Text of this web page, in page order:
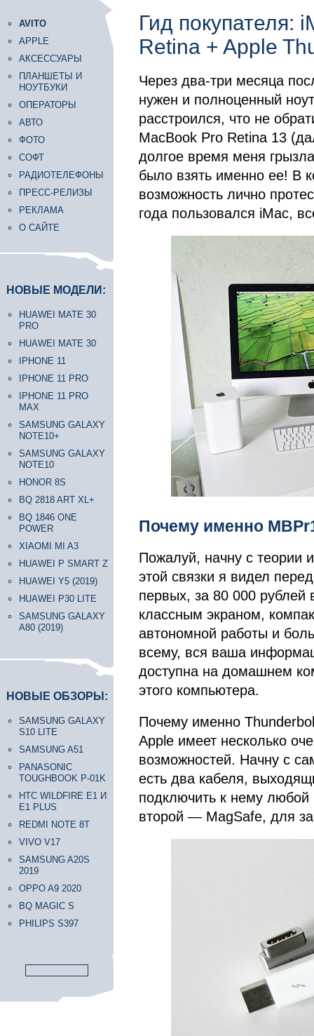
AVITO
APPLE
АКСЕССУАРЫ
ПЛАНШЕТЫ И
НОУТБУКИ
ОПЕРАТОРЫ
АВТО
ФОТО
СОФТ
РАДИОТЕЛЕФОНЫ
ПРЕСС-РЕЛИЗЫ
РЕКЛАМА
О САЙТЕ
НОВЫЕ МОДЕЛИ:
HUAWEI MATE 30
PRO
HUAWEI MATE 30
IPHONE 11
IPHONE 11 PRO
IPHONE 11 PRO
MAX
SAMSUNG GALAXY
NOTE10+
SAMSUNG GALAXY
NOTE10
HONOR 8S
BQ 2818 ART XL+
BQ 1846 ONE
POWER
XIAOMI MI A3
HUAWEI P SMART Z
HUAWEI Y5 (2019)
HUAWEI P30 LITE
SAMSUNG GALAXY
A80 (2019)
НОВЫЕ ОБЗОРЫ:
SAMSUNG GALAXY
S10 LITE
SAMSUNG A51
PANASONIC
TOUGHBOOK P-01K
HTC WILDFIRE E1 И
E1 PLUS
REDMI NOTE 8T
VIVO V17
SAMSUNG A20S
2019
OPPO A9 2020
BQ MAGIC S
PHILIPS S397
Гид покупателя:
Retina + Apple
Через два-три месяца
нужен и полноценный
расстроился, что не
MacBook Pro Retina 13
долгое время меня
было взять именно ее! В
возможность лично
года пользовался iMac,
Почему именно
Пожалуй, начну с теории
этой связки я видел
первых, за 80 000 рублей
классным экраном,
автономной работы и
всему, вся ваша
доступна на домашнем
этого компьютера.
Почему именно
Apple имеет несколько
возможностей. Начну с
есть два кабеля,
подключить к нему
второй — MagSafe, для